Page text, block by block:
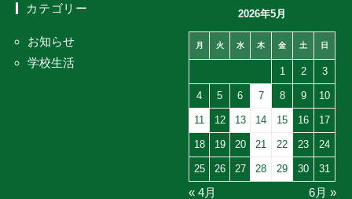
カテゴリー
お知らせ
学校生活
2026年5月
月 火 水 木 金 土 日
1 2 3
4 5 6 7 8 9 10
11 12 13 14 15 16 17
18 19 20 21 22 23 24
25 26 27 28 29 30 31
« 4月 6月 »